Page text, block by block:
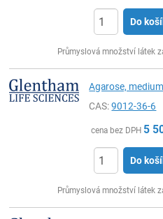
Do
Průmyslová množství látek
Agarose,
CAS:9012-36-6
cena bez DPH 5
Do
Průmyslová množství látek